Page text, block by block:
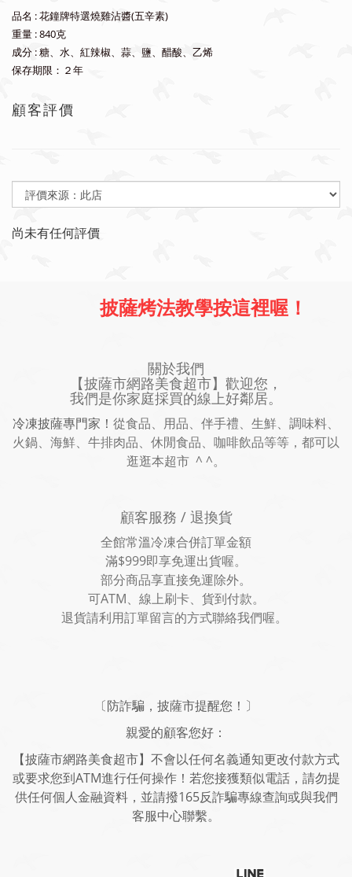
品名 : 花鐘牌特選燒雞沾醬(五辛素)
重量 : 840克
成分 : 糖、水、紅辣椒、蒜、鹽、醋酸、乙烯
保存期限：２年
顧客評價
尚未有任何評價
披薩烤法教學按這裡喔！
關於我們
【披薩市網路美食超市】歡迎您，
我們是你家庭採買的線上好鄰居。
冷凍披薩專門家！ 從食品、用品、伴手禮、生鮮、調味料、
火鍋、海鮮、牛排肉品、休閒食品、咖啡飲品等等，都可以
逛逛本超市 ^ ^。
顧客服務 / 退換貨
全館常溫冷凍合併訂單金額
滿$999即享免運出貨喔。
部分商品享直接免運除外。
可ATM、線上刷卡、貨到付款。
退貨請利用訂單留言的方式聯絡我們喔。
〔防詐騙，披薩市提醒您！〕
親愛的顧客您好：
【披薩市網路美食超市】不會以任何名義通知更改付款方式
或要求您到ATM進行任何操作！若您接獲類似電話，請勿提
供任何個人金融資料，並請撥165反詐騙專線查詢或與我們
客服中心聯繫。